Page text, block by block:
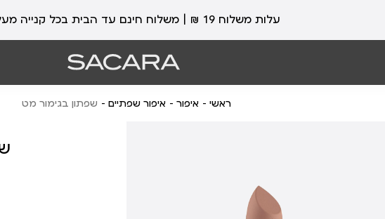
עלות משלוח 19 ₪ | משלוח חינם עד הבית בכל קנייה מעל 99 ₪
ראשי איפור איפור שפתיים שפתון בגימור מט